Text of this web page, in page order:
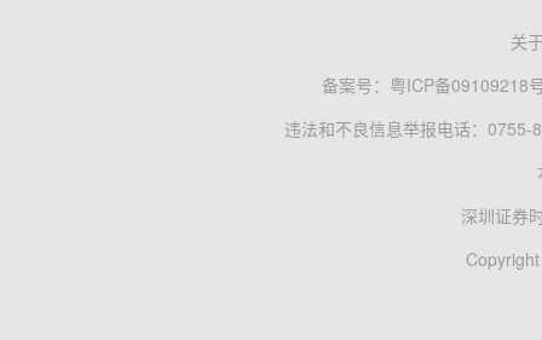
关
备案号： 粤ICP备09109218
违法和不良信息举报电话：0755-
深圳证券